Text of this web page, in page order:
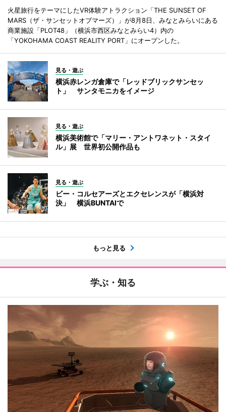
火星旅行をテーマにしたVR体験アトラクション「THE SUNSET OF
MARS（ザ・サンセットオブマーズ）」が8月8日、みなとみらいにある
商業施設「PLOT48」（横浜市西区みなとみらい4）内の
「YOKOHAMA COAST REALITY PORT」にオープンした。
見る・遊ぶ
横浜赤レンガ倉庫で「レッドブリックサンセッ
ト」 サンタモニカをイメージ
見る・遊ぶ
横浜美術館で「マリー・アントワネット・スタイ
ル」展 世界初公開作品も
見る・遊ぶ
ビー・コルセアーズとエクセレンスが「横浜対
決」 横浜BUNTAIで
もっと見る
学ぶ・知る